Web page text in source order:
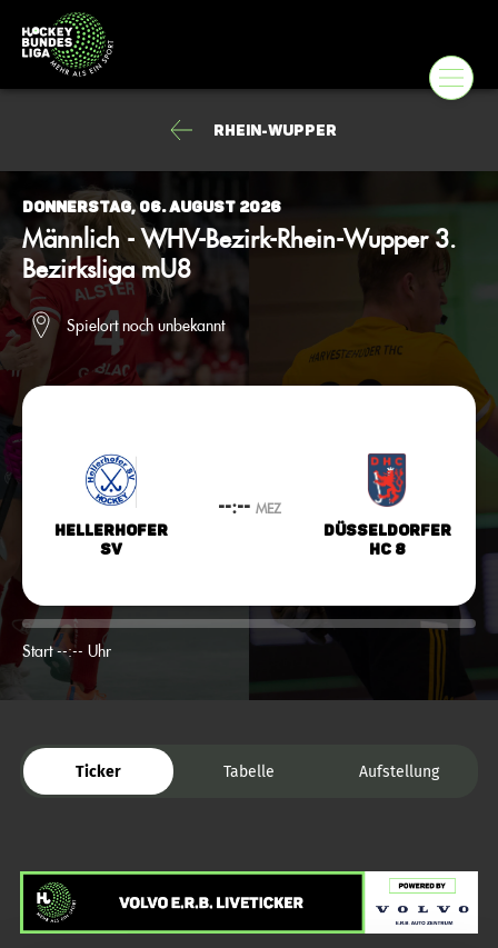
Rhein-Wupper
Donnerstag, 06. August 2026
Männlich - WHV-Bezirk-Rhein-Wupper 3.
Bezirksliga mU8
Spielort noch unbekannt
Hellerhofer
SV
--:-- MEZ
Düsseldorfer
HC 8
Start --:-- Uhr
Ticker Tabelle Aufstellung